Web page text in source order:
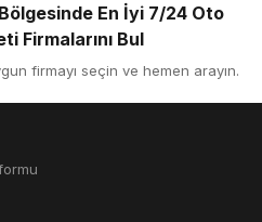
En İyi 7/24 Oto
Firmalarını Bul
firmayı seçin ve hemen arayın.